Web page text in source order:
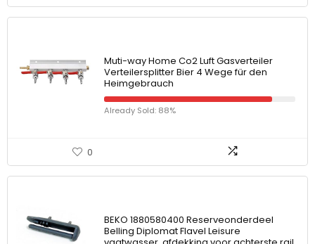
Muti-way Home Co2 Luft Gasverteiler
Verteilersplitter Bier 4 Wege für den
Heimgebrauch
Already Sold: 88%
0
BEKO 1880580400 Reserveonderdeel
Belling Diplomat Flavel Leisure